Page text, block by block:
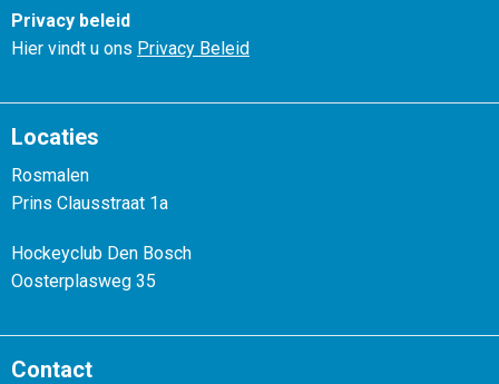
Privacy beleid
Hier vindt u ons Privacy Beleid
Locaties
Rosmalen
Prins Clausstraat 1a
Hockeyclub Den Bosch
Oosterplasweg 35
Contact